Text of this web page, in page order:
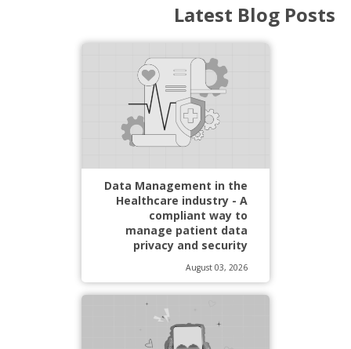
Latest Blog Posts
Data Management in the
Healthcare industry - A
compliant way to
manage patient data
privacy and security
August 03, 2026